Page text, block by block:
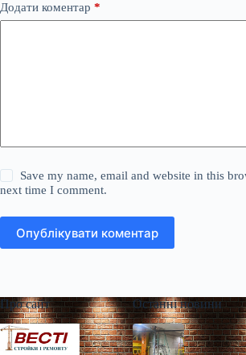
Додати коментар *
Save my name, email and website in this
next time I comment.
Опублікувати коментар
Про сайт Останні новини